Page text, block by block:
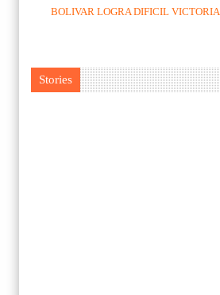
BOLIVAR LOGRA DIFICIL VICTORIA
Stories